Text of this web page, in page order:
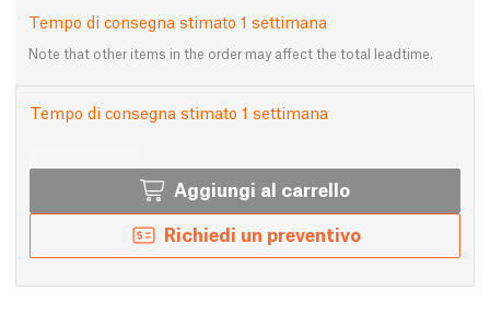
Tempo di consegna stimato 1 settimana
Note that other items in the order may affect the total leadtime.
Tempo di consegna stimato 1 settimana
Aggiungi al carrello
Richiedi un preventivo